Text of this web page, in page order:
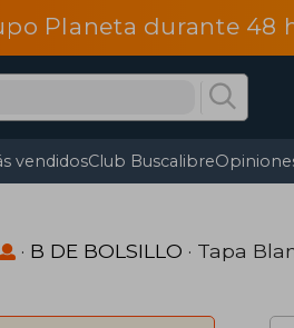
Planeta durante 48
vendidosClub Buscalibre
· B DE BOLSILLO · Tapa